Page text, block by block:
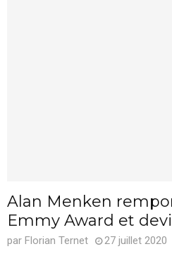
Alan Menken
Emmy Award et
par Florian Ternet
27 juillet 2020